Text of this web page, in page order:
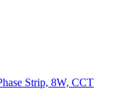
Strip, 8W, CCT